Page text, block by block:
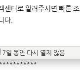
센터로 알려주시면 빠른 조
다.
7일 동안 다시 열지 않음